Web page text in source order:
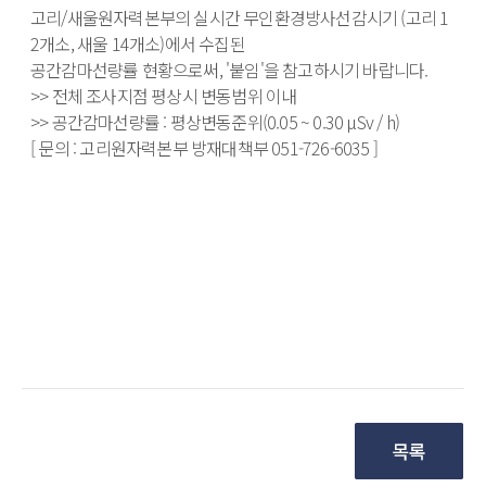
고리/새울원자력본부의 실시간 무인환경방사선감시기 (고리 1
2개소, 새울 14개소)에서 수집된
공간감마선량률 현황으로써, '붙임'을 참고하시기 바랍니다.
>> 전체 조사지점 평상시 변동범위 이내
>> 공간감마선량률 : 평상변동준위(0.05 ~ 0.30 μSv / h)
[ 문의 : 고리원자력본부 방재대책부 051-726-6035 ]